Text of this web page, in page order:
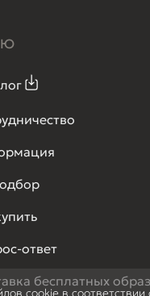
ответ
бесплатных
cookie в